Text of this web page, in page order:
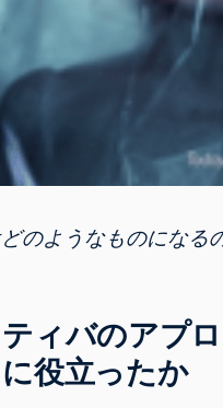
のようなものにな
ィバのアプ
役立ったか